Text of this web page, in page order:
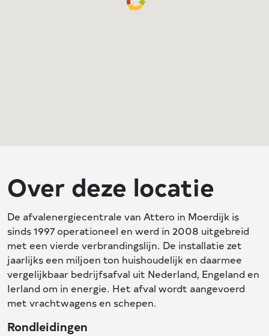
Over deze locatie
De afvalenergiecentrale van Attero in Moerdijk is
sinds 1997 operationeel en werd in 2008 uitgebreid
met een vierde verbrandingslijn. De installatie zet
jaarlijks een miljoen ton huishoudelijk en daarmee
vergelijkbaar bedrijfsafval uit Nederland, Engeland en
Ierland om in energie. Het afval wordt aangevoerd
met vrachtwagens en schepen.
Rondleidingen